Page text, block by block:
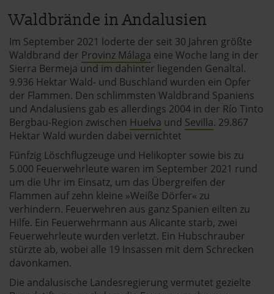
Waldbrände in Andalusien
Im September 2021 loderte der seit 30 Jahren größte
Waldbrand der Provinz Málaga eine Woche lang in der
Sierra Bermeja und im dahinter liegenden Genaltal.
9.936 Hektar Wald- und Buschland wurden ein Opfer
der Flammen. Den schlimmsten Waldbrand Spaniens
und Andalusiens gab es allerdings 2004 in der Río Tinto
Bergbau-Region zwischen Huelva und Sevilla. 29.867
Hektar Wald wurden dabei vernichtet
Fünfzig Löschflugzeuge und Helikopter sowie bis zu
5.000 Feuerwehrleute waren im September 2021 rund
um die Uhr im Einsatz, um das Übergreifen der
Flammen auf zehn kleine »Weiße Dörfer« zu
verhindern. Feuerwehren aus ganz Spanien eilten zu
Hilfe. Ein Feuerwehrmann aus Alicante starb, zwei
Feuerwehrleute wurden verletzt. Ein Hubschrauber
stürzte ab, wobei alle 19 Insassen mit dem Schrecken
davonkamen.
Die andalusische Landesregierung vermutet gezielte